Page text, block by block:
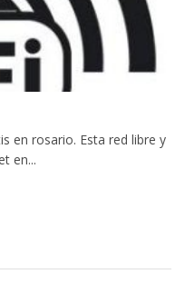
en rosario. Esta red libre y
en...